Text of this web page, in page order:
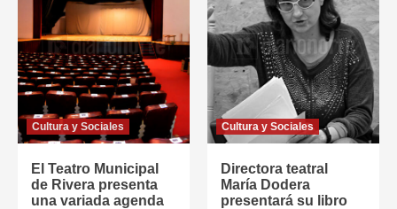
Cultura y Sociales
El Teatro Municipal
de Rivera presenta
una variada agenda
Cultura y Sociales
Directora teatral
María Dodera
presentará su libro